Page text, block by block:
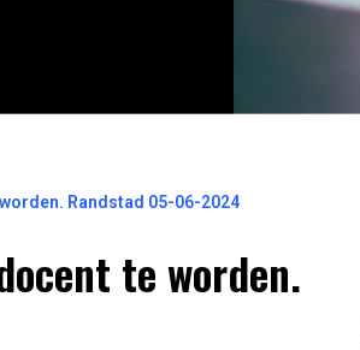
Randstad 05-06-2024
te worden.